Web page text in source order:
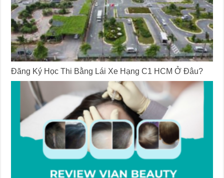
Đăng Ký Học Thi Bằng Lái Xe Hạng C1 HCM Ở Đâu?